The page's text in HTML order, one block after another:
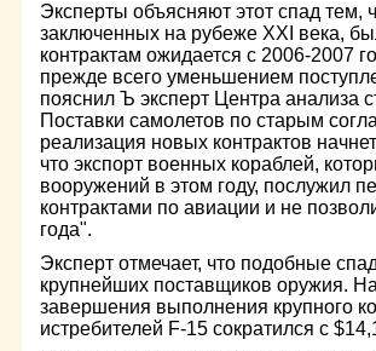
Эксперты объясняют этот спад тем,
заключенных на рубеже XXI века,
контрактам ожидается с 2006-2007
прежде всего уменьшением
пояснил Ъ эксперт Центра анализа
Поставки самолетов по старым
реализация новых контрактов
что экспорт военных кораблей,
вооружений в этом году, послужил
контрактами по авиации и не
года".
Эксперт отмечает, что подобные
крупнейших поставщиков оружия.
завершения выполнения крупного
истребителей F-15 сократился с